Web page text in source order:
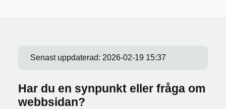
Senast uppdaterad: 2026-02-19 15:37
Har du en synpunkt eller fråga om
webbsidan?